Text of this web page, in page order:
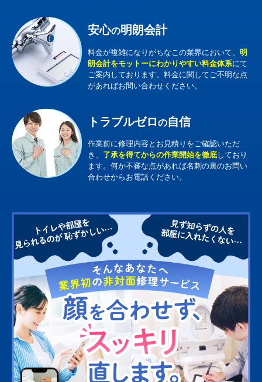
安心の明朗会計
料金が複雑になりがちなこの業界において、 明
朗会計をモットーにわかりやすい料金体系にて
ご案内しております。料金に関してご不明な点
があればお問い合わせください。
トラブルゼロの自信
作業前に修理内容とお見積りをご確認いただ
き、 了承を得てからの作業開始を徹底しており
ます。何か不審な点があれば名刺の裏のお問い
合わせからお電話ください。